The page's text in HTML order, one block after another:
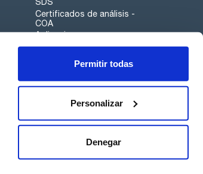
Permitir todas
Personalizar
Denegar
SDS
Certificados de análisis -
COA
Aplicaciones
Tabla Periódica
Canal de denuncias